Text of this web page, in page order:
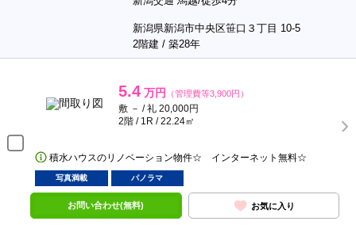
新潟県新潟市中央区笹口３丁目 10-5
2階建 / 築28年
5.4 万円 （管理費等3,900円）
敷 － / 礼 20,000円
2階 / 1R / 22.24㎡
積水ハウスのリノベーション物件☆ インターネット無料☆
写真満載 パノラマ
お問い合わせ(無料) お気に入り